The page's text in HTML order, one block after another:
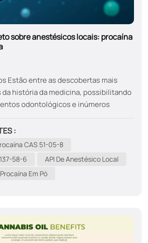
sobre anestésicos locais: procaína
Estão entre as descobertas mais
da história da medicina, possibilitando
odontológicos e inúmeros
dois nomes se destacam como
(Novocaína) eLidocaína
é a amida versátil que passou a
moderna. Este guia explora suas
da história: duas eras
novocaína, sintetizada por Alfred
:
CAS 51-05-8
58-6
API De Anestésico Local
Em Pó